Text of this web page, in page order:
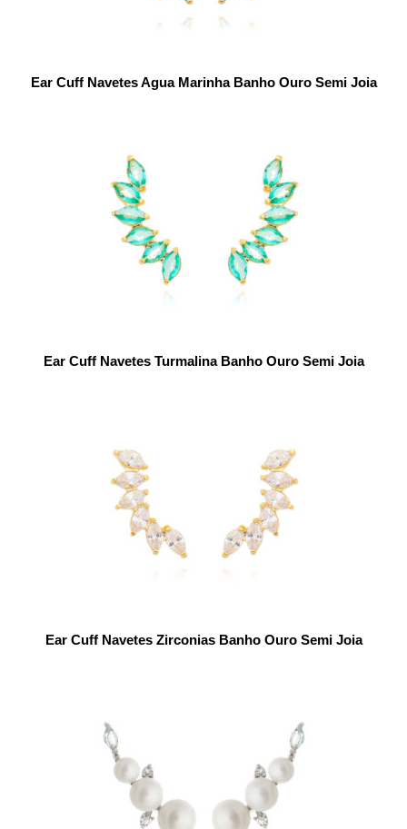
Ear Cuff Navetes Agua Marinha Banho Ouro Semi Joia
Ear Cuff Navetes Turmalina Banho Ouro Semi Joia
Ear Cuff Navetes Zirconias Banho Ouro Semi Joia